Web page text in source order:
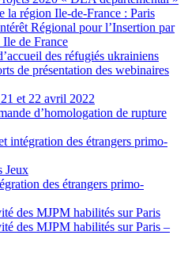
la région Ile-de-France : Paris
Régional pour l’Insertion par
de France
des réfugiés ukrainiens
de présentation des webinaires
et 22 avril 2022
d’homologation de rupture
intégration des étrangers primo-
Jeux
des étrangers primo-
des MJPM habilités sur Paris
des MJPM habilités sur Paris –